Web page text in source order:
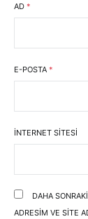
AD *
E-POSTA *
İNTERNET SITESI
DAHA
ADRESIM VE SITE